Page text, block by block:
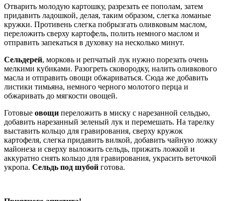
Отварить молодую картошку, разрезать ее пополам, затем
придавить ладошкой, делая, таким образом, слегка ломаные
кружки. Противень слегка побрызгать оливковым маслом,
переложить сверху картофель, полить немного маслом и
отправить запекаться в духовку на несколько минут.
Сельдерей, морковь и репчатый лук нужно порезать очень
мелкими кубиками. Разогреть сковородку, налить оливкового
масла и отправить овощи обжариваться. Сюда же добавить
листики тимьяна, немного черного молотого перца и
обжаривать до мягкости овощей.
Готовые овощи переложить в миску с нарезанной сельдью,
добавить нарезанный зеленый лук и перемешать. На тарелку
выставить кольцо для гравирования, сверху кружок
картофеля, слегка придавить вилкой, добавить чайную ложку
майонеза и сверху выложить сельдь, прижать ложкой и
аккуратно снять кольцо для гравирования, украсить веточкой
укропа. Сельдь под шубой готова.